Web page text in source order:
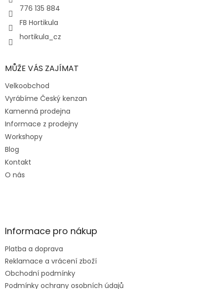
776 135 884
FB Hortikula
hortikula_cz
MŮŽE VÁS ZAJÍMAT
Velkoobchod
Vyrábíme Český kenzan
Kamenná prodejna
Informace z prodejny
Workshopy
Blog
Kontakt
O nás
Informace pro nákup
Platba a doprava
Reklamace a vrácení zboží
Obchodní podmínky
Podmínky ochrany osobních údajů